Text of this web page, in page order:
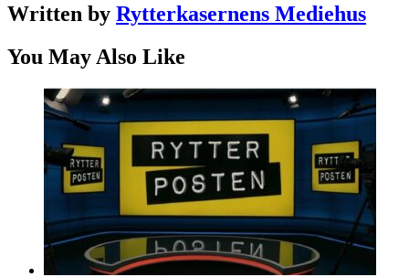
Written by Rytterkasernens Mediehus
You May Also Like